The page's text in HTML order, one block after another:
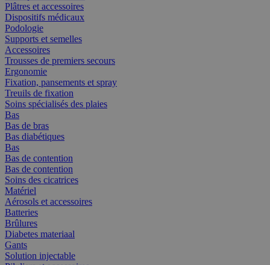
Plâtres et accessoires
Dispositifs médicaux
Podologie
Supports et semelles
Accessoires
Trousses de premiers secours
Ergonomie
Fixation, pansements et spray
Treuils de fixation
Soins spécialisés des plaies
Bas
Bas de bras
Bas diabétiques
Bas
Bas de contention
Bas de contention
Soins des cicatrices
Matériel
Aérosols et accessoires
Batteries
Brûlures
Diabetes materiaal
Gants
Solution injectable